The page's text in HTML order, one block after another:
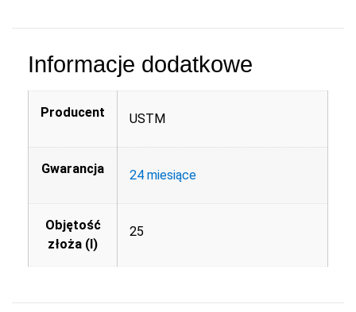
Informacje dodatkowe
Producent USTM
Gwarancja 24 miesiące
Objętość
złoża (l)
25